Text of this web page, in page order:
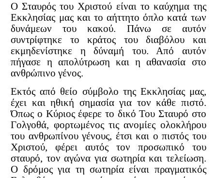
Ο Σταυρός του Χριστού είναι το καύχημα της
Εκκλησίας μας και το αήττητο όπλο κατά των
δυνάμεων του κακού. Πάνω σε αυτόν
συντρίφτηκε το κράτος του διαβόλου και
εκμηδενίστηκε η δύναμή του. Από αυτόν
πήγασε η απολύτρωση και η αθανασία στο
ανθρώπινο γένος.
Εκτός από θείο σύμβολο της Εκκλησίας μας,
έχει και ηθική σημασία για τον κάθε πιστό.
Όπως ο Κύριος έφερε το δικό Του Σταυρό στο
Γολγοθά, φορτωμένος τις ανομίες ολοκλήρου
του ανθρωπίνου γένους, έτσι και ο πιστός του
Χριστού, φέρει αυτός τον προσωπικό του
σταυρό, τον αγώνα για σωτηρία και τελείωση.
Ο δρόμος για τη σωτηρία είναι πραγματικός